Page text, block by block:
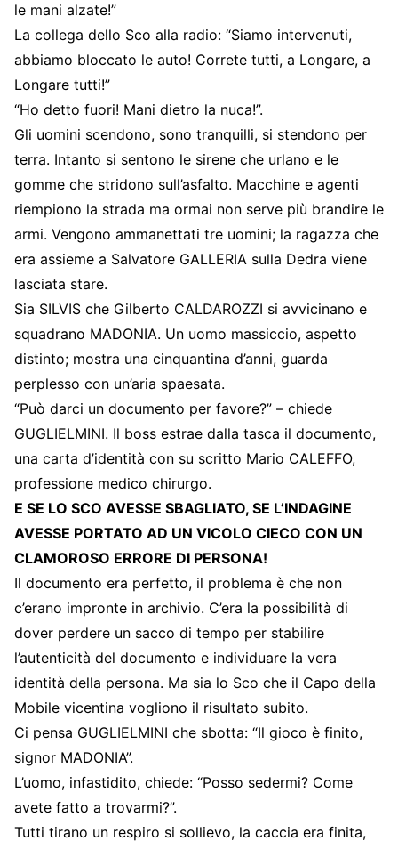
le mani alzate!”
La collega dello Sco alla radio: “Siamo intervenuti,
abbiamo bloccato le auto! Correte tutti, a Longare, a
Longare tutti!”
“Ho detto fuori! Mani dietro la nuca!”.
Gli uomini scendono, sono tranquilli, si stendono per
terra. Intanto si sentono le sirene che urlano e le
gomme che stridono sull’asfalto. Macchine e agenti
riempiono la strada ma ormai non serve più brandire le
armi. Vengono ammanettati tre uomini; la ragazza che
era assieme a Salvatore GALLERIA sulla Dedra viene
lasciata stare.
Sia SILVIS che Gilberto CALDAROZZI si avvicinano e
squadrano MADONIA. Un uomo massiccio, aspetto
distinto; mostra una cinquantina d’anni, guarda
perplesso con un’aria spaesata.
“Può darci un documento per favore?” – chiede
GUGLIELMINI. Il boss estrae dalla tasca il documento,
una carta d’identità con su scritto Mario CALEFFO,
professione medico chirurgo.
E SE LO SCO AVESSE SBAGLIATO, SE L’INDAGINE
AVESSE PORTATO AD UN VICOLO CIECO CON UN
CLAMOROSO ERRORE DI PERSONA!
Il documento era perfetto, il problema è che non
c’erano impronte in archivio. C’era la possibilità di
dover perdere un sacco di tempo per stabilire
l’autenticità del documento e individuare la vera
identità della persona. Ma sia lo Sco che il Capo della
Mobile vicentina vogliono il risultato subito.
Ci pensa GUGLIELMINI che sbotta: “Il gioco è finito,
signor MADONIA”.
L’uomo, infastidito, chiede: “Posso sedermi? Come
avete fatto a trovarmi?”.
Tutti tirano un respiro si sollievo, la caccia era finita,